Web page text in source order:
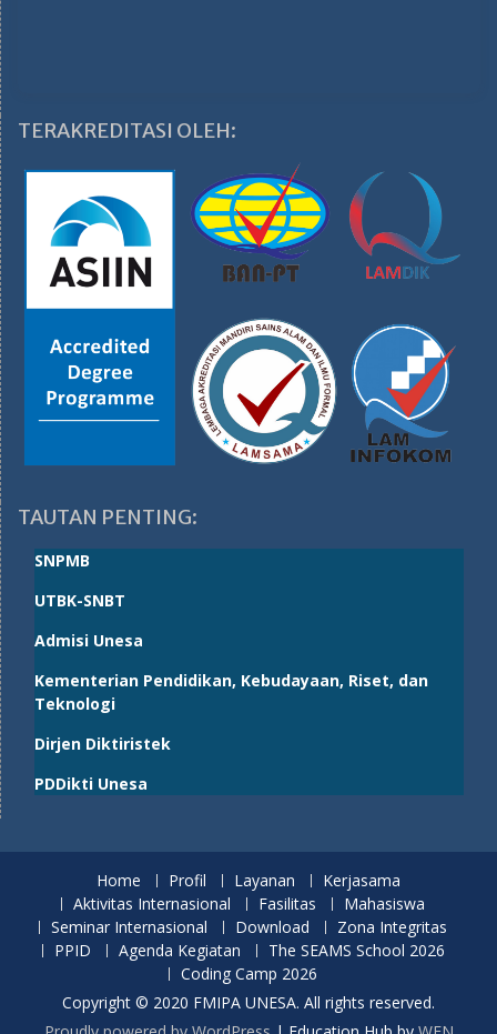
TERAKREDITASI OLEH:
TAUTAN PENTING:
SNPMB
UTBK-SNBT
Admisi Unesa
Kementerian Pendidikan, Kebudayaan, Riset, dan
Teknologi
Dirjen Diktiristek
PDDikti Unesa
Home Profil Layanan
Kerjasama
Aktivitas Internasional
Fasilitas
Mahasiswa
Seminar Internasional
Download
Zona Integritas
PPID
Agenda Kegiatan
The SEAMS School 2026
Coding Camp 2026
Copyright © 2020 FMIPA UNESA. All rights reserved.